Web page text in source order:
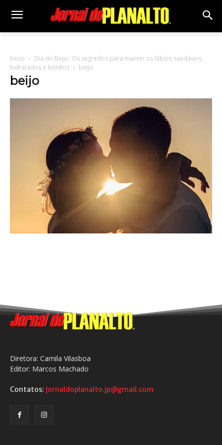
Início
Dia do Beijo: Os segredos para manter os lábios saudáveis,
hidratados e bonitos
beijo
beijo
Diretora: Camila Vilasboa
Editor: Marcos Machado
Contatos: jornaldoplanalto.jp@gmail.com